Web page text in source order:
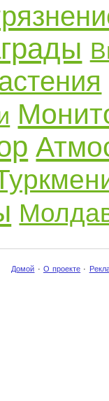
Домой · О проекте ·